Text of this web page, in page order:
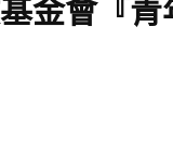
金會『